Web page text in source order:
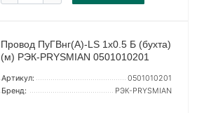
Провод ПуГВнг(А)-LS 1х0.5 Б (бухта)
(м) РЭК-PRYSMIAN 0501010201
Артикул:
0501010201
Бренд:
РЭК-PRYSMIAN